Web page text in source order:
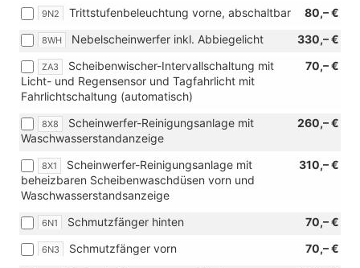
9N2 80,– €
Trittstufenbeleuchtung vorne, abschaltbar
8WH 330,– €
Nebelscheinwerfer inkl. Abbiegelicht
ZA3 70,– €
Scheibenwischer-Intervallschaltung mit
Licht- und Regensensor und Tagfahrlicht mit
Fahrlichtschaltung (automatisch)
8X8 260,– €
Scheinwerfer-Reinigungsanlage mit
Waschwasserstandanzeige
8X1 310,– €
Scheinwerfer-Reinigungsanlage mit
beheizbaren Scheibenwaschdüsen vorn und
Waschwasserstandsanzeige
6N1 70,– €
Schmutzfänger hinten
6N3 70,– €
Schmutzfänger vorn